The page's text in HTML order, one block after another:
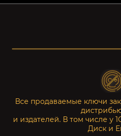
Все продаваемые ключи
и издателей. В том числе у
Диск и